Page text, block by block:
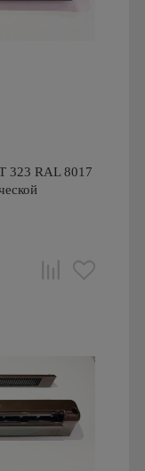
323 RAL 8017